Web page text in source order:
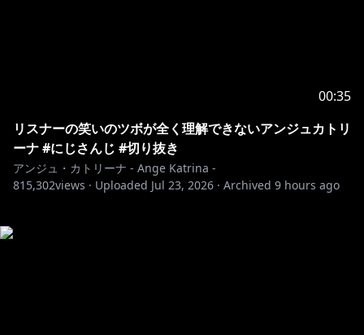
00:35
リスナーの笑いのツボが全く理解できないアンジュカトリ
ーナ #にじさんじ #切り抜き
アンジュ・カトリーナ - Ange Katrina -
815,302views · Uploaded Jul 23, 2026 · Archived 9 hours ago